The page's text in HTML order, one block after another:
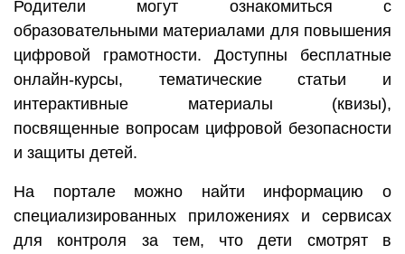
Родители могут ознакомиться с
образовательными материалами для повышения
цифровой грамотности. Доступны бесплатные
онлайн-курсы, тематические статьи и
интерактивные материалы (квизы),
посвященные вопросам цифровой безопасности
и защиты детей.
На портале можно найти информацию о
специализированных приложениях и сервисах
для контроля за тем, что дети смотрят в